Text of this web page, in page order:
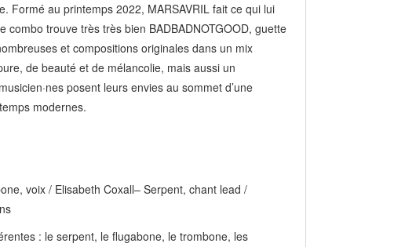
Formé au printemps 2022, MARSAVRIL fait ce qui lui
trouve très très bien BADBADNOTGOOD, guette
et compositions originales dans un mix
de beauté et de mélancolie, mais aussi un
posent leurs envies au sommet d’une
modernes.
voix / Elisabeth Coxall– Serpent, chant lead /
: le serpent, le flugabone, le trombone, les